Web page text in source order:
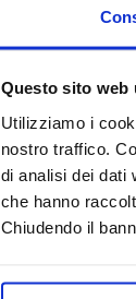
Questo sito web
Utilizziamo i
nostro traffico.
di analisi dei dati
che hanno
Chiudendo il